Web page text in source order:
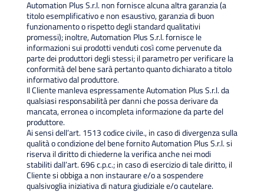
Automation Plus S.r.l. non fornisce alcuna altra garanzia (a
titolo esemplificativo e non esaustivo, garanzia di buon
funzionamento o rispetto degli standard qualitativi
promessi); inoltre, Automation Plus S.r.l. fornisce le
informazioni sui prodotti venduti così come pervenute da
parte dei produttori degli stessi; il parametro per verificare la
conformità del bene sarà pertanto quanto dichiarato a titolo
informativo dal produttore.
Il Cliente manleva espressamente Automation Plus S.r.l. da
qualsiasi responsabilità per danni che possa derivare da
mancata, erronea o incompleta informazione da parte del
produttore.
Ai sensi dell’art. 1513 codice civile., in caso di divergenza sulla
qualità o condizione del bene fornito Automation Plus S.r.l. si
riserva il diritto di chiederne la verifica anche nei modi
stabiliti dall’art. 696 c.p.c.; in caso di esercizio di tale diritto, il
Cliente si obbiga a non instaurare e/o a sospendere
qualsivoglia iniziativa di natura giudiziale e/o cautelare.